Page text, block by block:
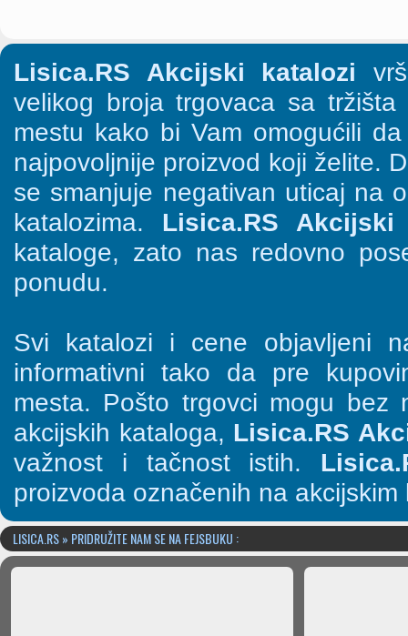
Lisica.RS Akcijski katalozi
velikog broja trgovaca sa
mestu kako bi Vam omogućili
najpovoljnije proizvod koji želite.
se smanjuje negativan uticaj na
katalozima. Lisica.RS Akcijski
kataloge, zato nas redovno
ponudu.
Svi katalozi i cene objavljeni
informativni tako da pre
mesta. Pošto trgovci mogu bez
akcijskih kataloga, Lisica.RS
važnost i tačnost istih.
proizvoda označenih na akcijskim
LISICA.RS » PRIDRUŽITE NAM SE NA FEJSBUKU :